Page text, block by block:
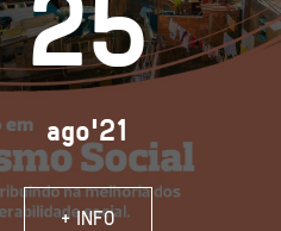
ago'21
+ INFO